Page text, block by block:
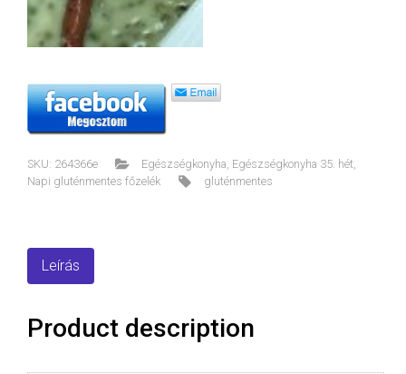
SKU: 264366e Egészségkonyha Egészségkonyha 35. hét
Napi gluténmentes főzelék
gluténmentes
Leírás
Product description